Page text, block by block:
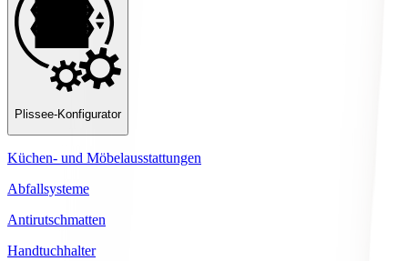
Plissee-Konfigurator
Küchen- und Möbelausstattungen
Abfallsysteme
Antirutschmatten
Handtuchhalter